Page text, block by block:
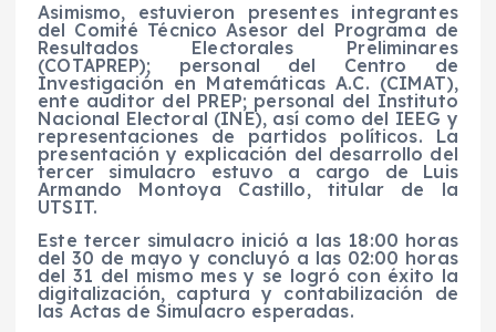
Asimismo, estuvieron presentes integrantes
del Comité Técnico Asesor del Programa de
Resultados Electorales Preliminares
(COTAPREP); personal del Centro de
Investigación en Matemáticas A.C. (CIMAT),
ente auditor del PREP; personal del Instituto
Nacional Electoral (INE), así como del IEEG y
representaciones de partidos políticos. La
presentación y explicación del desarrollo del
tercer simulacro estuvo a cargo de Luis
Armando Montoya Castillo, titular de la
UTSIT.
Este tercer simulacro inició a las 18:00 horas
del 30 de mayo y concluyó a las 02:00 horas
del 31 del mismo mes y se logró con éxito la
digitalización, captura y contabilización de
las Actas de Simulacro esperadas.